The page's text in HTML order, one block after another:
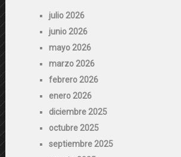
julio 2026
junio 2026
mayo 2026
marzo 2026
febrero 2026
enero 2026
diciembre 2025
octubre 2025
septiembre 2025